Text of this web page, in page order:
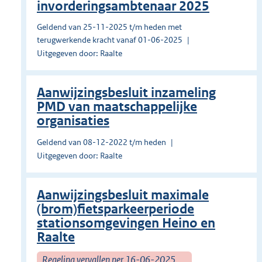
invorderingsambtenaar 2025
Geldend van 25-11-2025 t/m heden met
terugwerkende kracht vanaf 01-06-2025
Uitgegeven door: Raalte
Aanwijzingsbesluit inzameling
PMD van maatschappelijke
organisaties
Geldend van 08-12-2022 t/m heden
Uitgegeven door: Raalte
Aanwijzingsbesluit maximale
(brom)fietsparkeerperiode
stationsomgevingen Heino en
Raalte